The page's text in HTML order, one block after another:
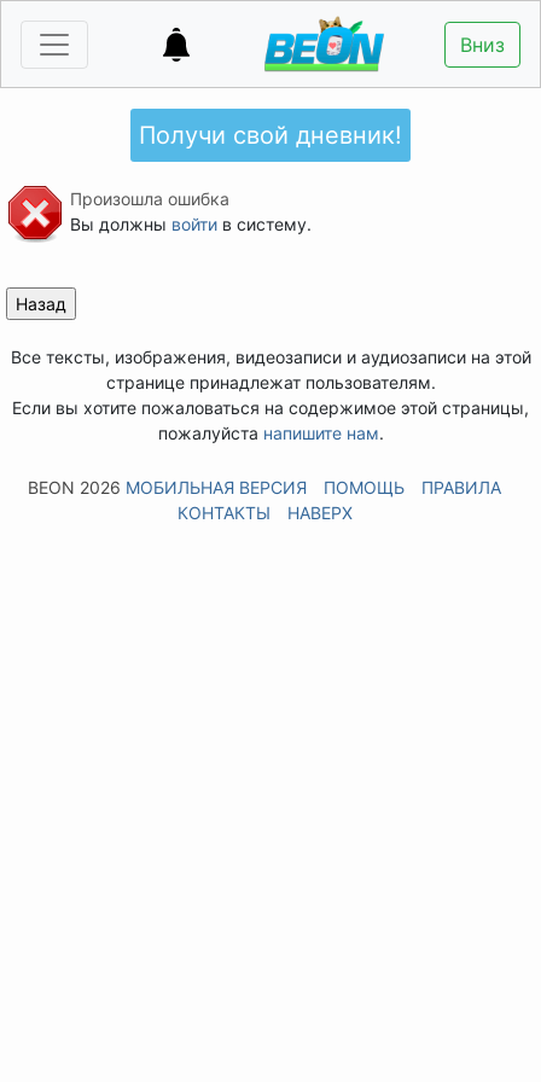
Вниз
Получи свой дневник!
Произошла ошибка
Вы должны войтив систему.
Все тексты, изображения, видеозаписи и аудиозаписи на этой
странице принадлежат пользователям.
Если вы хотите пожаловаться на содержимое этой страницы,
пожалуйста напишите нам.
BEON 2026 МОБИЛЬНАЯ ВЕРСИЯ ПОМОЩЬ
ПРАВИЛА
КОНТАКТЫ
НАВЕРХ